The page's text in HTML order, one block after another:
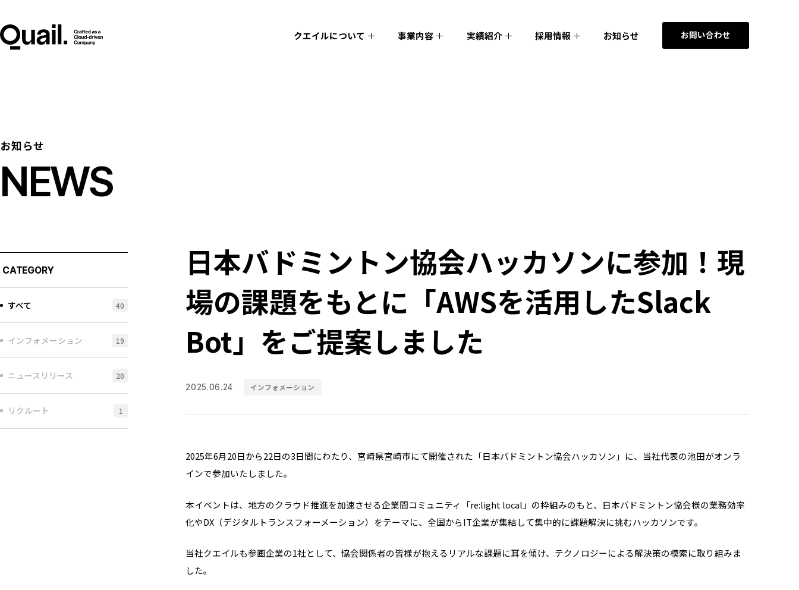
クエイルについて 事業内容 実績紹介 採用情報 お知らせ お問い合わせ
お知らせ
NEWS
CATEGORY
すべて 40
インフォメーション 19
ニュースリリース 20
リクルート 1
日本バドミントン協会ハッカソンに参加！現
場の課題をもとに「AWSを活用したSlack
Bot」をご提案しました
2025.06.24 インフォメーション
2025年6月20日から22日の3日間にわたり、宮崎県宮崎市にて開催された「日本バドミントン協会ハッカソン」に、当社代表の池田がオンラ
インで参加いたしました。
本イベントは、地方のクラウド推進を加速させる企業間コミュニティ「re:light local」の枠組みのもと、日本バドミントン協会様の業務効率
化やDX（デジタルトランスフォーメーション）をテーマに、全国からIT企業が集結して集中的に課題解決に挑むハッカソンです。
当社クエイルも参画企業の1社として、協会関係者の皆様が抱えるリアルな課題に耳を傾け、テクノロジーによる解決策の模索に取り組みま
した。